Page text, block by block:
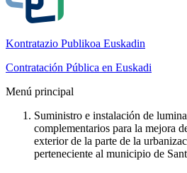
Kontratazio Publikoa Euskadin
Contratación Pública en Euskadi
Menú principal
Suministro e instalación de
complementarios para la mejora
exterior de la parte de la
perteneciente al municipio de